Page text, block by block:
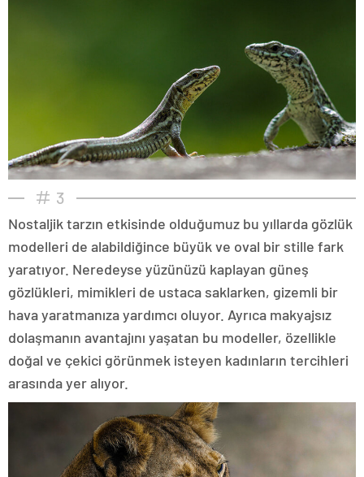
3
Nostaljik tarzın etkisinde olduğumuz bu yıllarda gözlük
modelleri de alabildiğince büyük ve oval bir stille fark
yaratıyor. Neredeyse yüzünüzü kaplayan güneş
gözlükleri, mimikleri de ustaca saklarken, gizemli bir
hava yaratmanıza yardımcı oluyor. Ayrıca makyajsız
dolaşmanın avantajını yaşatan bu modeller, özellikle
doğal ve çekici görünmek isteyen kadınların tercihleri
arasında yer alıyor.